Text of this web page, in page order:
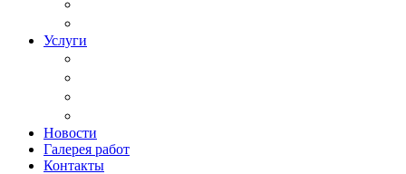
Услуги
Новости
Галерея работ
Контакты